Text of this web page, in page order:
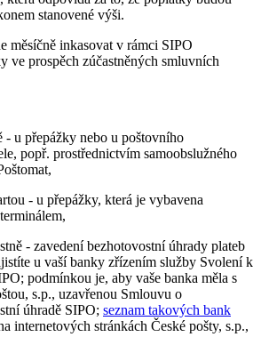
stanovené výši.
měsíčně inkasovat v rámci SIPO
ve prospěch zúčastněných smluvních
- u přepážky nebo u poštovního
popř. prostřednictvím samoobslužného
- u přepážky, která je vybavena
- zavedení bezhotovostní úhrady plateb
u vaší banky zřízením služby Svolení k
podmínkou je, aby vaše banka měla s
s.p., uzavřenou Smlouvu o
úhradě SIPO; seznam takových bank
internetových stránkách České pošty, s.p.,